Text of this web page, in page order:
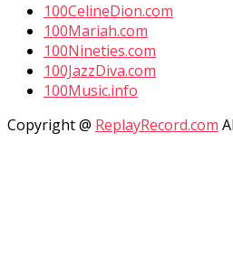
100CelineDion.com
100Mariah.com
100Nineties.com
100JazzDiva.com
100Music.info
Copyright @ ReplayRecord.com